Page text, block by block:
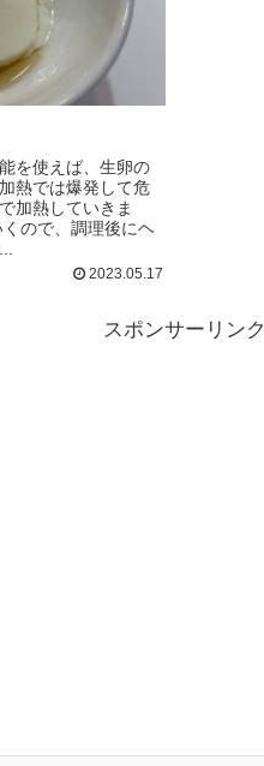
を使えば、生卵の
熱では爆発して危
加熱していきま
ので、調理後にヘ
2023.05.17
スポンサーリンク